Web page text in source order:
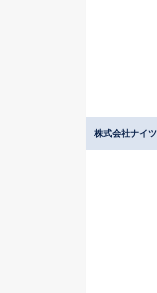
株式会社ナイツ